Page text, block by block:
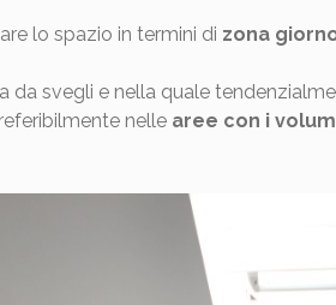
lo spazio in termini di zona
da svegli e nella quale
nelle aree con i